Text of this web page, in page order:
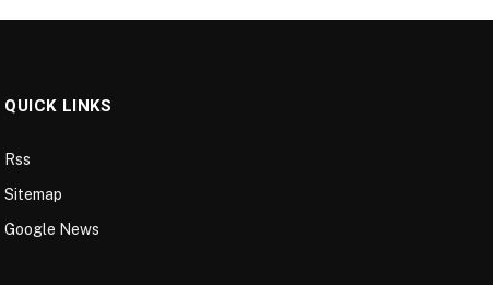
QUICK LINKS
Rss
Sitemap
Google News